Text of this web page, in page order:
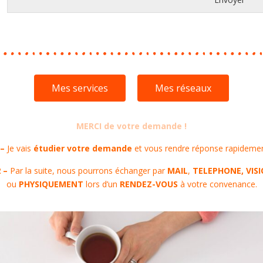
Mes services Mes réseaux
MERCI de votre demande !
Je vais étudier votre demande et vous rendre réponse
– Par la suite, nous pourrons échanger par MAIL, TELEPHONE,
ou PHYSIQUEMENT lors d’un RENDEZ-VOUS à votre convenance.